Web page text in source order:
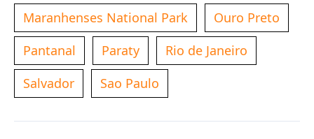
Maranhenses National Park
Ouro Preto
Pantanal
Paraty
Rio de Janeiro
Salvador
Sao Paulo